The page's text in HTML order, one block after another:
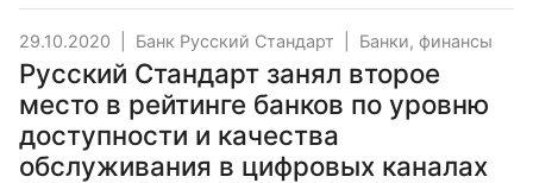
29.10.2020 Банк Русский Стандарт Банки, финансы
Русский Стандарт занял второе
место в рейтинге банков по уровню
доступности и качества
обслуживания в цифровых каналах